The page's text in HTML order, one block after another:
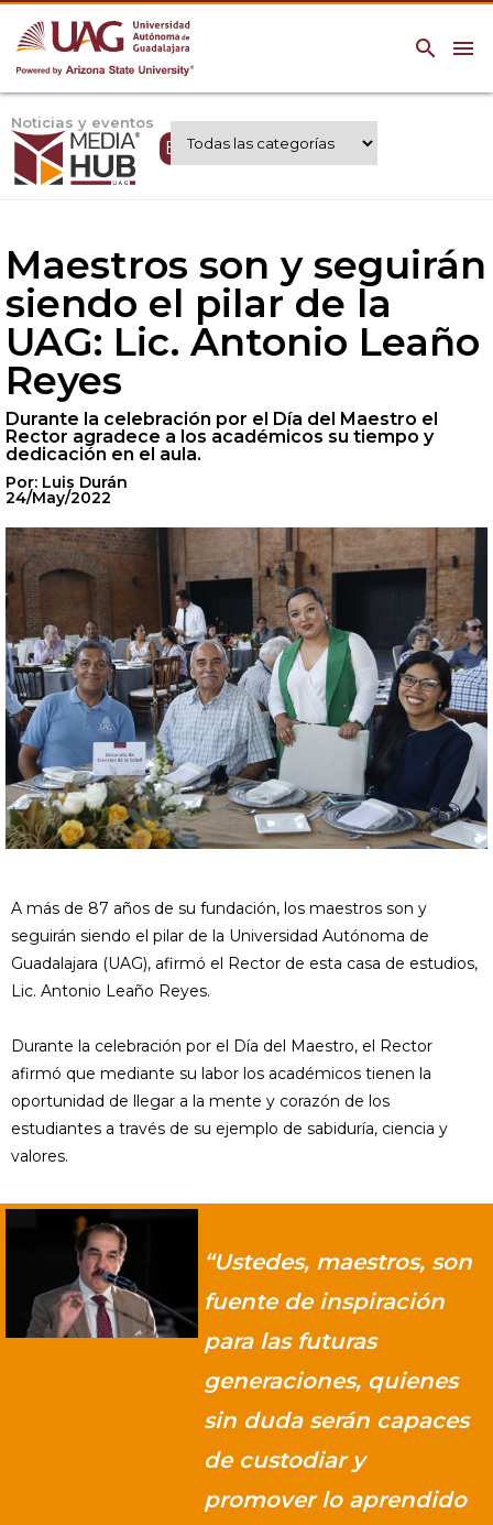
menu
search
Noticias y eventos
Expertos UAG
Maestros son y seguirán
siendo el pilar de la
UAG: Lic. Antonio Leaño
Reyes
Durante la celebración por el Día del Maestro el
Rector agradece a los académicos su tiempo y
dedicación en el aula.
Por: Luis Durán
24/May/2022
A más de 87 años de su fundación, los maestros son y
seguirán siendo el pilar de la Universidad Autónoma de
Guadalajara (UAG), afirmó el Rector de esta casa de estudios,
Lic. Antonio Leaño Reyes.
Durante la celebración por el Día del Maestro, el Rector
afirmó que mediante su labor los académicos tienen la
oportunidad de llegar a la mente y corazón de los
estudiantes a través de su ejemplo de sabiduría, ciencia y
valores.
“Ustedes, maestros, son
fuente de inspiración
para las futuras
generaciones, quienes
sin duda serán capaces
de custodiar y
promover lo aprendido